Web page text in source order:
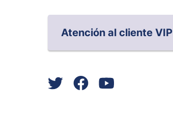
Atención al cliente VIP